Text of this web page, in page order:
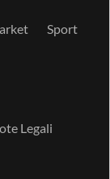
Sport
Legali